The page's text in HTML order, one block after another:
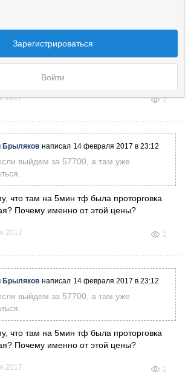
Зарегистрироваться
Войти
2017 2
Брыляков написал 14 февраля 2017 в 23:12
выйдем за 57700, а там уже
что там на 5мин тф была проторговка
Почему именно от этой цены?
2017 2
Брыляков написал 14 февраля 2017 в 23:12
выйдем за 57700, а там уже
что там на 5мин тф была проторговка
Почему именно от этой цены?
2017 2